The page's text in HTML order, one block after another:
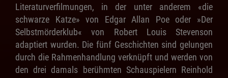
Literaturverfilmungen, in der unter anderem «die
schwarze Katze» von Edgar Allan Poe oder »Der
Selbstmörderklub« von Robert Louis Stevenson
adaptiert wurden. Die fünf Geschichten sind gelungen
durch die Rahmenhandlung verknüpft und werden von
den drei damals berühmten Schauspielern Reinhold